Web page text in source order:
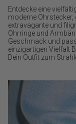
Entdecke eine
moderne
extravagante und
Ohrringe und
Geschmack und
einzigartigen Vielfalt
Dein Outfit zum